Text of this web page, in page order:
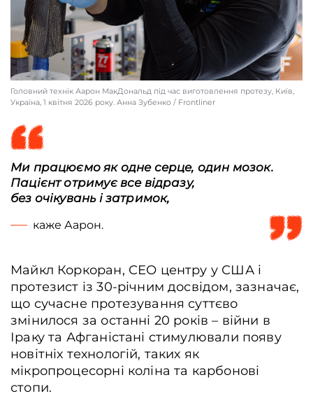
Ветеран Олександр Чайка, Київ, Україна, 1 квітня 2026 року. Анна Зубенко /
Frontliner
Головний технік Аарон МакДональд під час виготовлення протезу, Київ,
Україна, 1 квітня 2026 року. Анна Зубенко / Frontliner
Ми працюємо як одне серце, один мозок.
Пацієнт отримує все відразу,
без очікувань і затримок,
каже Аарон.
Майкл Коркоран, СЕО центру у США і
протезист із 30-річним досвідом, зазначає,
що сучасне протезування суттєво
змінилося за останні 20 років – війни в
Іраку та Афганістані стимулювали появу
новітніх технологій, таких як
мікропроцесорні коліна та карбонові
стопи.